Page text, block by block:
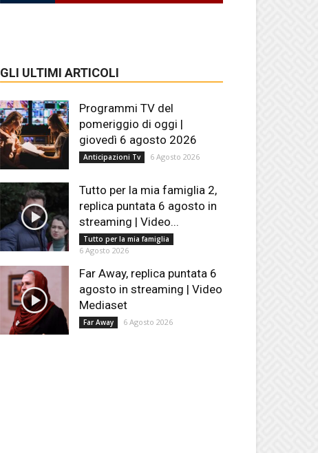
GLI ULTIMI ARTICOLI
Programmi TV del
pomeriggio di oggi |
giovedì 6 agosto 2026
Anticipazioni Tv 6 Agosto 2026
Tutto per la mia famiglia 2,
replica puntata 6 agosto in
streaming | Video...
Tutto per la mia famiglia
6 Agosto 2026
Far Away, replica puntata 6
agosto in streaming | Video
Mediaset
Far Away 6 Agosto 2026